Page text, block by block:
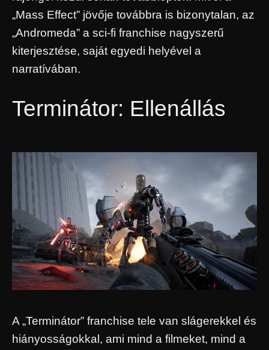
„Mass Effect” jövője továbbra is bizonytalan, az
„Andromeda” a sci-fi franchise nagyszerű
kiterjesztése, saját egyedi helyével a
narratívában.
Terminátor: Ellenállás
A „Terminátor” franchise tele van slágerekkel és
hiányosságokkal, ami mind a filmeket, mind a